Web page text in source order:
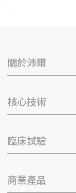
關於沛爾
核心技術
臨床試驗
商業產品